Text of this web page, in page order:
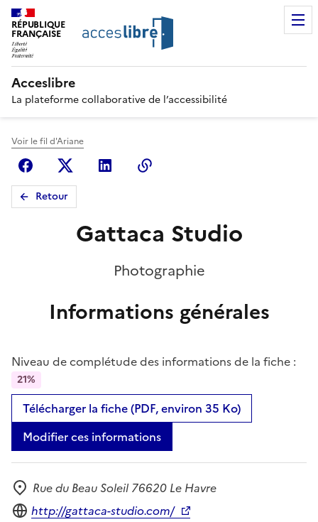
RÉPUBLIQUE
FRANÇAISE
Acceslibre
La plateforme collaborative de l’accessibilité
Voir le fil d'Ariane
FacebookX (anciennement Twitter)
Linkedin
Retour
Gattaca Studio
Photographie
Informations générales
Niveau de complétude des informations de la fiche :
21%
Télécharger la fiche (PDF, environ 35 Ko)
Modifier ces informations
Adresse
Rue du Beau Soleil 76620 Le Havre
Site internet
http://gattaca-studio.com/